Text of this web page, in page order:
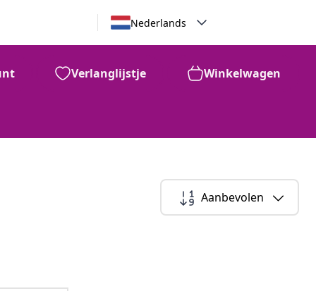
Nederlands
Verlanglijstje Winkelwagen
Aanbevolen